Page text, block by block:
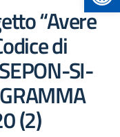
“Avere
di
SI-
(2)